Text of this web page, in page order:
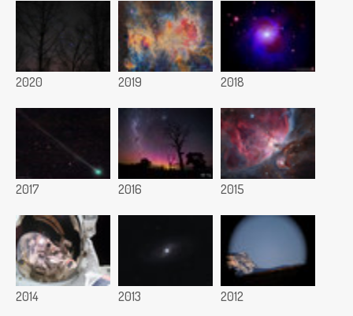
2020 2019 2018
2017 2016 2015
2014 2013 2012